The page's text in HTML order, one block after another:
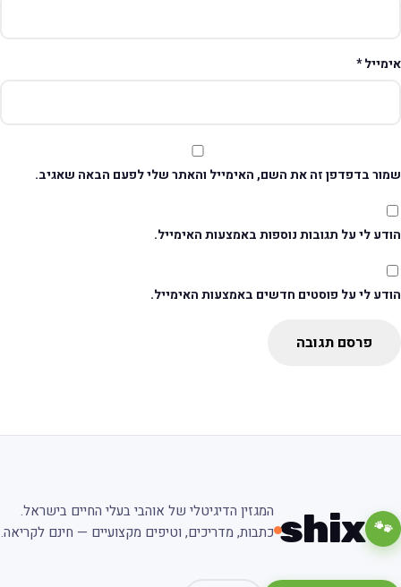
*
בדפדפן זה את השם, האימייל והאתר שלי לפעם הבאה שאגיב.
לי על תגובות נוספות באמצעות האימייל.
לי על פוסטים חדשים באמצעות האימייל.
פרסם תגובה
🐾
shix
המגזין הדיגיטלי של אוהבי בעלי החיים בישראל.
כתבות, מדריכים, וטיפים מקצועיים — חינם לקריאה.